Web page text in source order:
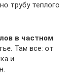
трубу теплого
в частном
Там все: от
и